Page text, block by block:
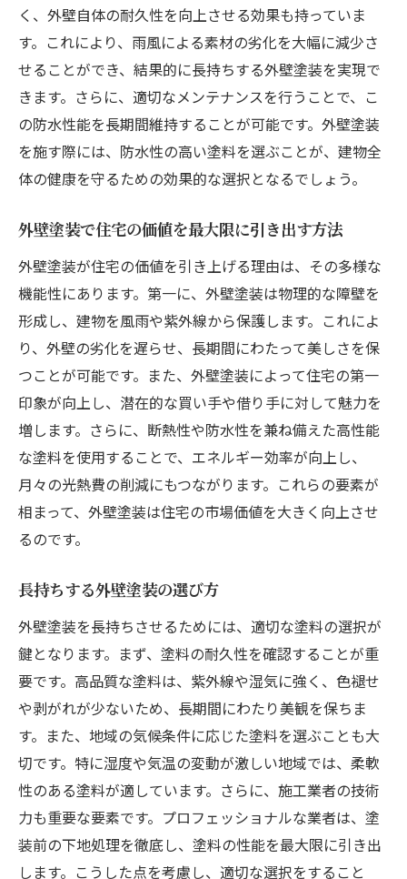
く、外壁自体の耐久性を向上させる効果も持っていま
す。これにより、雨風による素材の劣化を大幅に減少さ
せることができ、結果的に長持ちする外壁塗装を実現で
きます。さらに、適切なメンテナンスを行うことで、こ
の防水性能を長期間維持することが可能です。外壁塗装
を施す際には、防水性の高い塗料を選ぶことが、建物全
体の健康を守るための効果的な選択となるでしょう。
外壁塗装で住宅の価値を最大限に引き出す方法
外壁塗装が住宅の価値を引き上げる理由は、その多様な
機能性にあります。第一に、外壁塗装は物理的な障壁を
形成し、建物を風雨や紫外線から保護します。これによ
り、外壁の劣化を遅らせ、長期間にわたって美しさを保
つことが可能です。また、外壁塗装によって住宅の第一
印象が向上し、潜在的な買い手や借り手に対して魅力を
増します。さらに、断熱性や防水性を兼ね備えた高性能
な塗料を使用することで、エネルギー効率が向上し、
月々の光熱費の削減にもつながります。これらの要素が
相まって、外壁塗装は住宅の市場価値を大きく向上させ
るのです。
長持ちする外壁塗装の選び方
外壁塗装を長持ちさせるためには、適切な塗料の選択が
鍵となります。まず、塗料の耐久性を確認することが重
要です。高品質な塗料は、紫外線や湿気に強く、色褪せ
や剥がれが少ないため、長期間にわたり美観を保ちま
す。また、地域の気候条件に応じた塗料を選ぶことも大
切です。特に湿度や気温の変動が激しい地域では、柔軟
性のある塗料が適しています。さらに、施工業者の技術
力も重要な要素です。プロフェッショナルな業者は、塗
装前の下地処理を徹底し、塗料の性能を最大限に引き出
します。こうした点を考慮し、適切な選択をすること